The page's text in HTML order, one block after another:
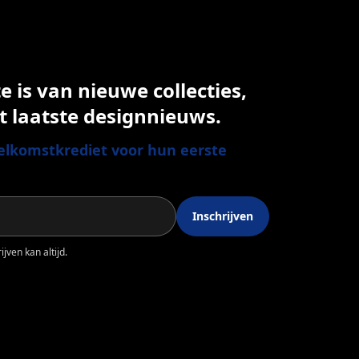
is van nieuwe collecties,
laatste designnieuws.
voor hun eerste
Inschrijven
kan altijd.